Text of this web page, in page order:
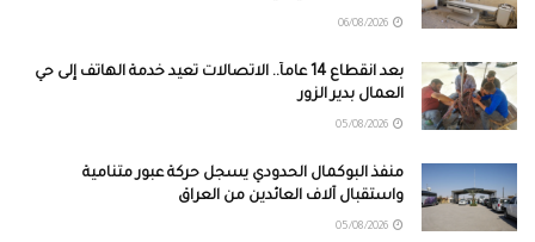
بعد انقطاع 14 عاماً.. الاتصالات تعيد خدمة الهاتف إلى حي
العمال بدير الزور
منفذ البوكمال الحدودي يسجل حركة عبور متنامية
واستقبال آلاف العائدين من العراق